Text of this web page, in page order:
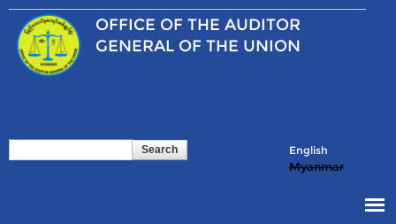
Skip to
main
content
OFFICE OF THE AUDITOR
GENERAL OF THE UNION
Search form English
Myanmar